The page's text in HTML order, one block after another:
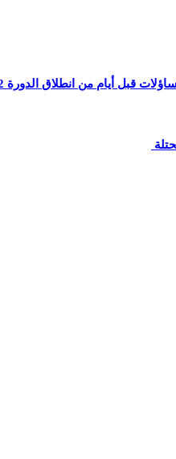
قبل أيام من انطلاق الدورة 22